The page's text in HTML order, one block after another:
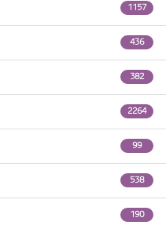
1157
436
382
2264
99
538
190